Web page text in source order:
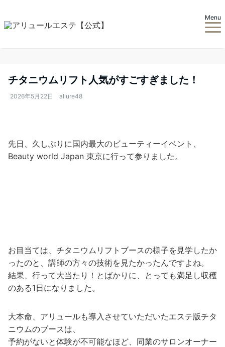
Menu
チタニウムリフト人気がすごすぎました！
2026年5月22日 allure48
先日、久しぶりに国内最大のビューティーイベント、
Beauty world Japan 東京に行って参りました。
お目当ては、チタニウムリフトブースの様子を見学したか
ったのと、講師の方々の技術を見たかったんですよね。
結果、行って大当たり！とばかりに、とっても満足し収穫
のある1日になりました。
大本命、アリュールも導入させていただいたエステ版チタ
ニウムのブースは、
予約がないと体験が不可能なほど、同業のサロンオーナー